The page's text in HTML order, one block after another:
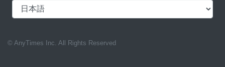
© AnyTimes Inc. All Rights Reserved